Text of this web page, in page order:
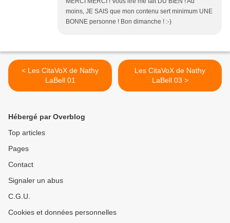
moins, JE SAIS que mon contenu sert minimum UNE
BONNE personne ! Bon dimanche ! :-)
< Les CitaVoX de Nathy
LaBell 01
Les CitaVoX de Nathy
LaBell 03 >
Hébergé par Overblog
Top articles
Pages
Contact
Signaler un abus
C.G.U.
Cookies et données personnelles